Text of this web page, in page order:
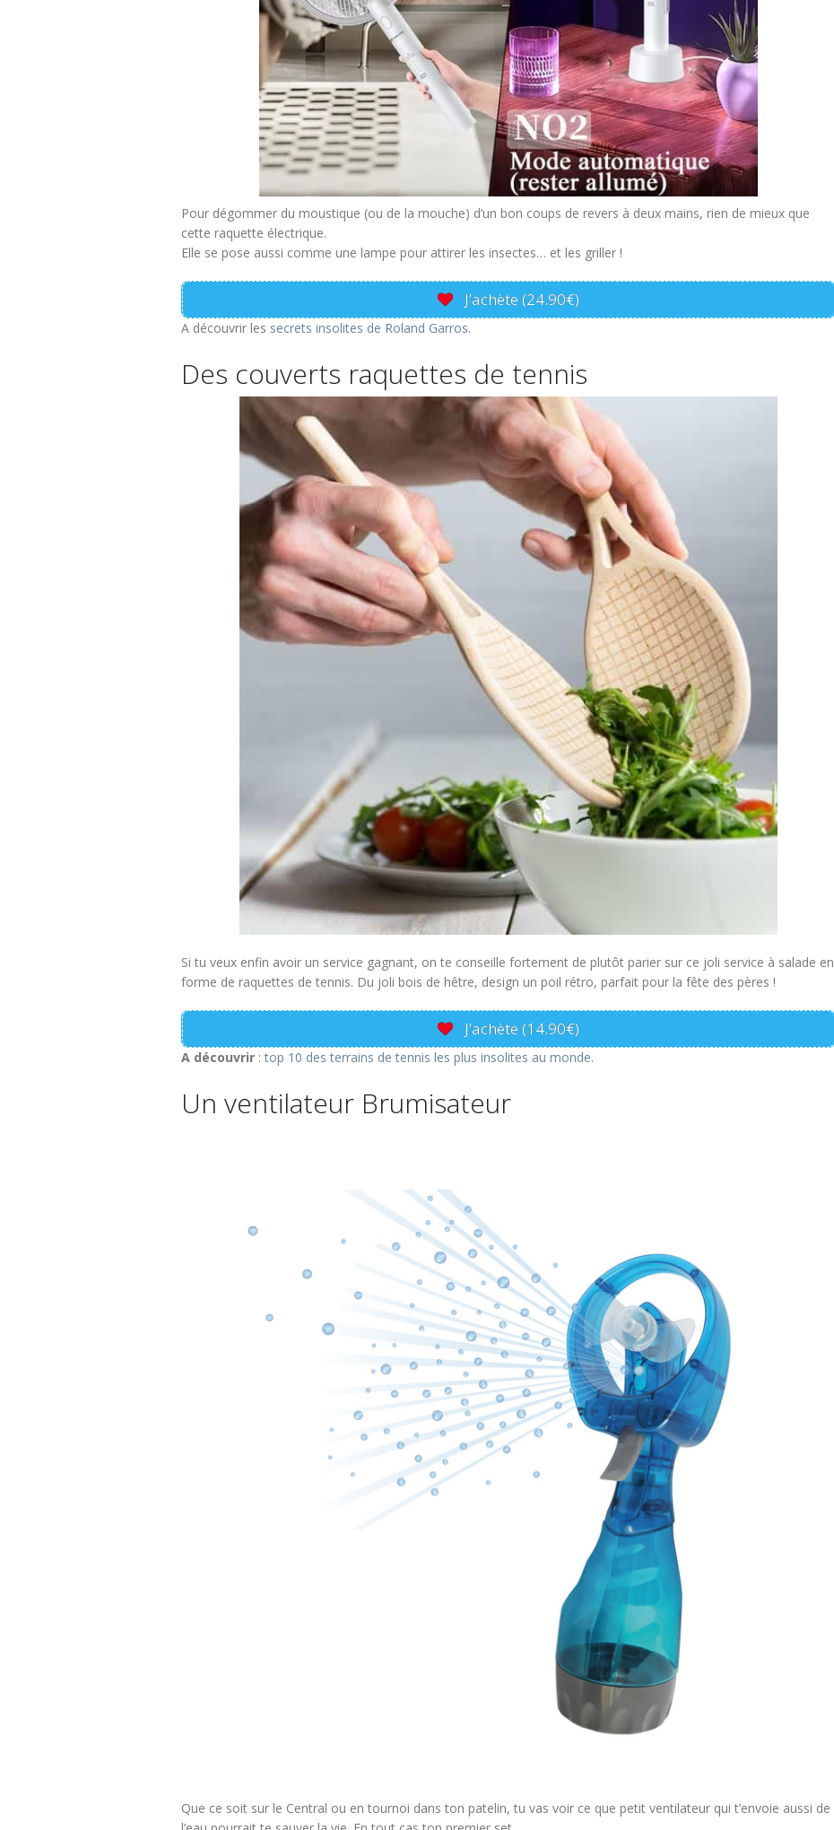
Pour dégommer du moustique (ou de la mouche) d’un bon coups de revers à deux mains, rien de mieux que
cette raquette électrique.
Elle se pose aussi comme une lampe pour attirer les insectes… et les griller !
J’achète (24.90€)
A découvrir les secrets insolites de Roland Garros.
Des couverts raquettes de tennis
Si tu veux enfin avoir un service gagnant, on te conseille fortement de plutôt parier sur ce joli service à salade en
forme de raquettes de tennis. Du joli bois de hêtre, design un poil rétro, parfait pour la fête des pères !
J’achète (14.90€)
A découvrir :top 10 des terrains de tennis les plus insolites au monde.
Un ventilateur Brumisateur
Que ce soit sur le Central ou en tournoi dans ton patelin, tu vas voir ce que petit ventilateur qui t’envoie aussi de